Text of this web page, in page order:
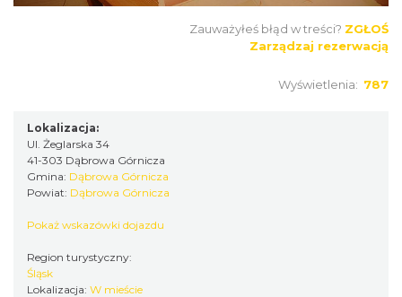
Zauważyłeś błąd w treści? ZGŁOŚ
Zarządzaj rezerwacją
Wyświetlenia: 787
Lokalizacja:
Ul. Żeglarska 34
41-303 Dąbrowa Górnicza
Gmina: Dąbrowa Górnicza
Powiat: Dąbrowa Górnicza
Pokaż wskazówki dojazdu
Region turystyczny:
Śląsk
Lokalizacja: W mieście